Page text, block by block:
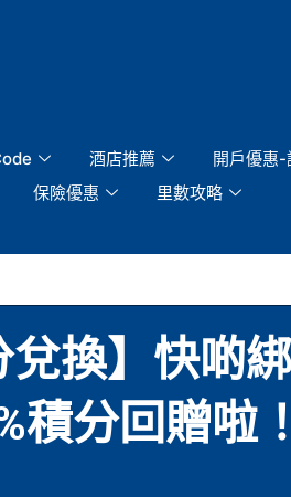
酒店推薦
開戶優惠-
保險優惠 里數攻略
兌換】快啲
分回贈啦！